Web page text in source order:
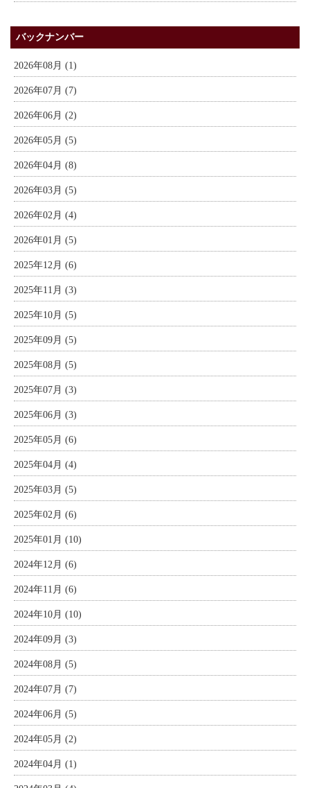
バックナンバー
2026年08月 (1)
2026年07月 (7)
2026年06月 (2)
2026年05月 (5)
2026年04月 (8)
2026年03月 (5)
2026年02月 (4)
2026年01月 (5)
2025年12月 (6)
2025年11月 (3)
2025年10月 (5)
2025年09月 (5)
2025年08月 (5)
2025年07月 (3)
2025年06月 (3)
2025年05月 (6)
2025年04月 (4)
2025年03月 (5)
2025年02月 (6)
2025年01月 (10)
2024年12月 (6)
2024年11月 (6)
2024年10月 (10)
2024年09月 (3)
2024年08月 (5)
2024年07月 (7)
2024年06月 (5)
2024年05月 (2)
2024年04月 (1)